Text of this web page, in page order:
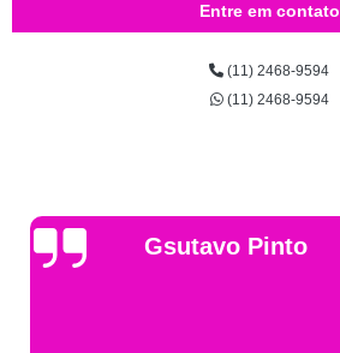
Entre em contato
(11) 2468-9594
(11) 2468-9594
Gsutavo Pinto